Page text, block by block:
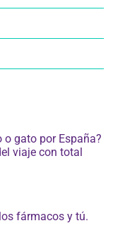
o gato por España?
viaje con total
fármacos y tú.